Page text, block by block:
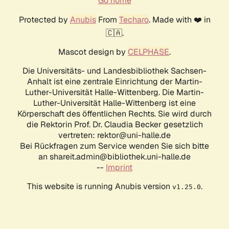
Protected by AnubisFrom Techaro. Made with ❤️ in
🇨🇦.
Mascot design by CELPHASE.
Die Universitäts- und Landesbibliothek Sachsen-
Anhalt ist eine zentrale Einrichtung der Martin-
Luther-Universität Halle-Wittenberg. Die Martin-
Luther-Universität Halle-Wittenberg ist eine
Körperschaft des öffentlichen Rechts. Sie wird durch
die Rektorin Prof. Dr. Claudia Becker gesetzlich
vertreten: rektor@uni-halle.de
Bei Rückfragen zum Service wenden Sie sich bitte
an shareit.admin@bibliothek.uni-halle.de
-- Imprint
This website is running Anubis version v1.25.0.